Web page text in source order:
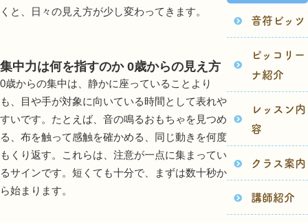
くと、日々の見え方が少し変わってきます。
集中力は何を指すのか 0歳からの見え方
0歳からの集中は、静かに座っていることより
も、目や手が対象に向いている時間として表れや
すいです。たとえば、音の鳴るおもちゃを見つめ
る、布を触って感触を確かめる、同じ動きを何度
もくり返す。これらは、注意が一点に集まってい
るサインです。短くても十分で、まずは数十秒か
ら始まります。
音符ビッツ
ピッコリー
ナ紹介
レッスン内
容
クラス案内
講師紹介